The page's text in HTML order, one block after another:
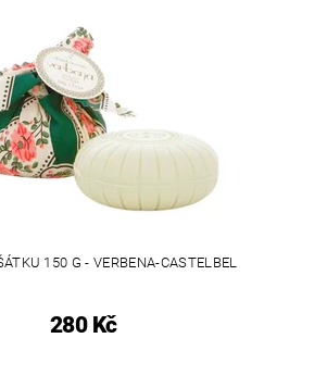
150 G - VERBENA-CASTELBEL
280 Kč